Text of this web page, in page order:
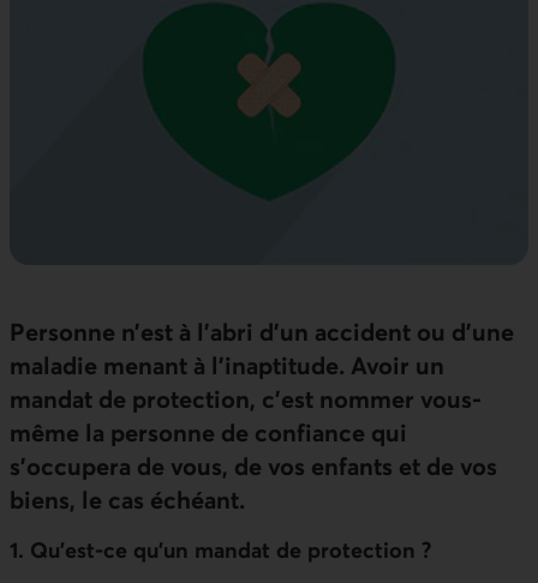
Personne n’est à l’abri d’un accident ou d’une
maladie menant à l’inaptitude. Avoir un
mandat de protection, c’est nommer vous-
même la personne de confiance qui
s’occupera de vous, de vos enfants et de vos
biens, le cas échéant.
1. Qu’est-ce qu’un mandat de protection ?